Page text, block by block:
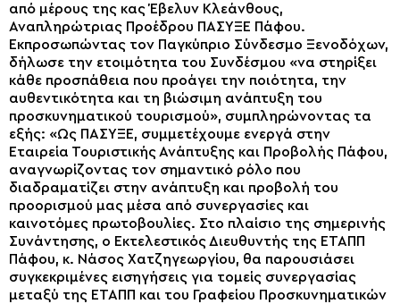
από μέρους της κας Έβελυν Κλεάνθους,
Αναπληρώτριας Προέδρου ΠΑΣΥΞΕ Πάφου.
Εκπροσωπώντας τον Παγκύπριο Σύνδεσμο Ξενοδόχων,
δήλωσε την ετοιμότητα του Συνδέσμου «να στηρίξει
κάθε προσπάθεια που προάγει την ποιότητα, την
αυθεντικότητα και τη βιώσιμη ανάπτυξη του
προσκυνηματικού τουρισμού», συμπληρώνοντας τα
εξής: «Ως ΠΑΣΥΞΕ, συμμετέχουμε ενεργά στην
Εταιρεία Τουριστικής Ανάπτυξης και Προβολής Πάφου,
αναγνωρίζοντας τον σημαντικό ρόλο που
διαδραματίζει στην ανάπτυξη και προβολή του
προορισμού μας μέσα από συνεργασίες και
καινοτόμες πρωτοβουλίες. Στο πλαίσιο της σημερινής
Συνάντησης, ο Εκτελεστικός Διευθυντής της ΕΤΑΠΠ
Πάφου, κ. Νάσος Χατζηγεωργίου, θα παρουσιάσει
συγκεκριμένες εισηγήσεις για τομείς συνεργασίας
μεταξύ της ΕΤΑΠΠ και του Γραφείου Προσκυνηματικών